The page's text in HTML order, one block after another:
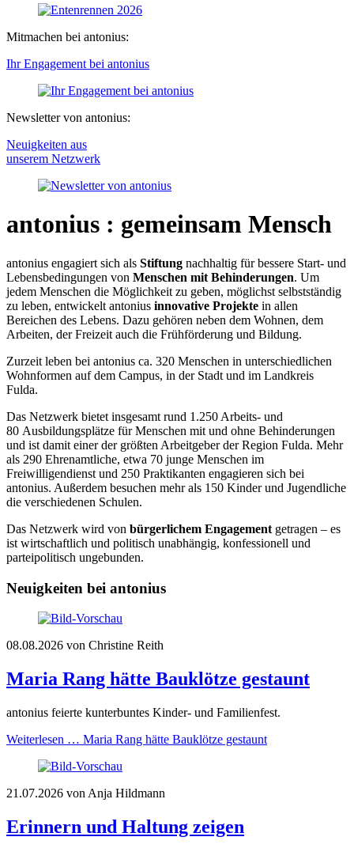
Mitmachen bei antonius:
Ihr Engagement bei antonius
Newsletter von antonius:
Neuigkeiten aus
unserem Netzwerk
antonius : gemeinsam Mensch
antonius engagiert sich als Stiftung nachhaltig für bessere Start- und
Lebensbedingungen von Menschen mit Behinderungen. Um
jedem Menschen die Möglichkeit zu geben, möglichst selbstständig
zu leben, entwickelt antonius innovative Projekte in allen
Bereichen des Lebens. Dazu gehören neben dem Wohnen, dem
Arbeiten, der Freizeit auch die Frühförderung und Bildung.
Zurzeit leben bei antonius ca. 320 Menschen in unterschiedlichen
Wohnformen auf dem Campus, in der Stadt und im Landkreis
Fulda.
Das Netzwerk bietet insgesamt rund 1.250 Arbeits- und
80 Ausbildungsplätze für Menschen mit und ohne Behinderungen
und ist damit einer der größten Arbeitgeber der Region Fulda. Mehr
als 290 Ehrenamtliche, etwa 70 junge Menschen im
Freiwilligendienst und 250 Praktikanten engagieren sich bei
antonius. Außerdem besuchen mehr als 150 Kinder und Jugendliche
die verschiedenen Schulen.
Das Netzwerk wird von bürgerlichem Engagement getragen – es
ist wirtschaftlich und politisch unabhängig, konfessionell und
parteipolitisch ungebunden.
Neuigkeiten bei antonius
08.08.2026 von Christine Reith
Maria Rang hätte Bauklötze gestaunt
antonius feierte kunterbuntes Kinder- und Familienfest.
Weiterlesen … Maria Rang hätte Bauklötze gestaunt
21.07.2026 von Anja Hildmann
Erinnern und Haltung zeigen